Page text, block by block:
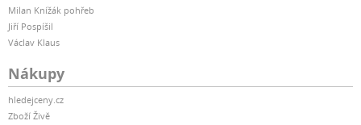
Milan Knížák pohřeb
Jiří Pospíšil
Václav Klaus
Nákupy
hledejceny.cz
Zboží Živě